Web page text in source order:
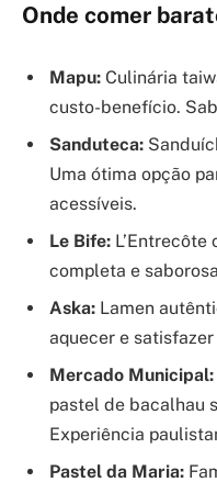
Onde comer
Mapu: Culinária
custo-benefício.
Sanduteca:
Uma ótima opção
acessíveis.
Le Bife:
completa e
Aska: Lamen
aquecer e
Mercado Municipal:
pastel de bacalhau
Experiência
Pastel da Maria: